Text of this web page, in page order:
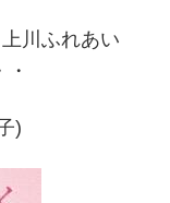
川ふれあい
)